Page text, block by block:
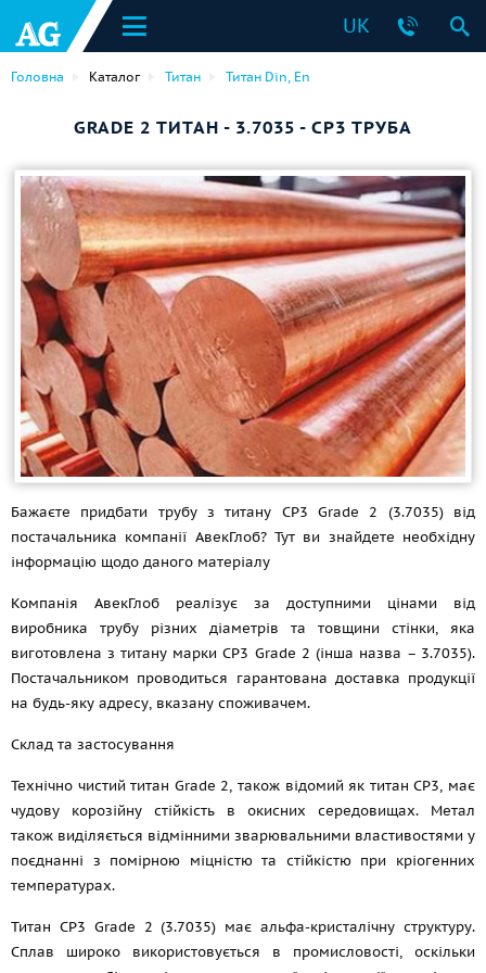
UK
Головна Каталог Титан Титан Din, En
GRADE 2 ТИТАН - 3.7035 - CP3 ТРУБА
Бажаєте придбати трубу з титану СР3 Grade 2 (3.7035) від
постачальника компанії АвекГлоб? Тут ви знайдете необхідну
інформацію щодо даного матеріалу
Компанія АвекГлоб реалізує за доступними цінами від
виробника трубу різних діаметрів та товщини стінки, яка
виготовлена з титану марки СР3 Grade 2 (інша назва – 3.7035).
Постачальником проводиться гарантована доставка продукції
на будь-яку адресу, вказану споживачем.
Склад та застосування
Технічно чистий титан Grade 2, також відомий як титан CP3, має
чудову корозійну стійкість в окисних середовищах. Метал
також виділяється відмінними зварювальними властивостями у
поєднанні з помірною міцністю та стійкістю при кріогенних
температурах.
Титан СР3 Grade 2 (3.7035) має альфа-кристалічну структуру.
Сплав широко використовується в промисловості, оскільки